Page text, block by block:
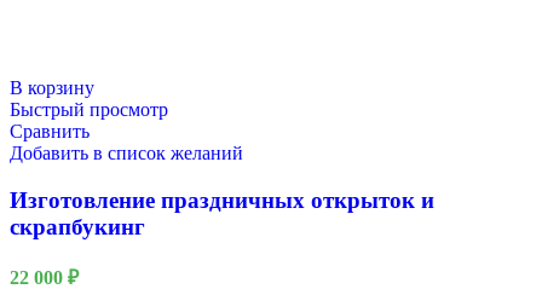
В корзину
Быстрый просмотр
Сравнить
Добавить в список желаний
Изготовление праздничных открыток и
скрапбукинг
22 000 ₽